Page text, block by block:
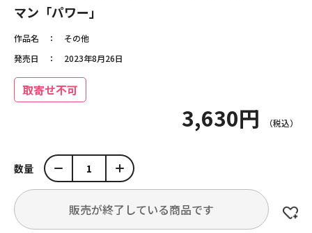
マン「パワー」
作品名
その他
発売日
2023年8月26日
取寄せ不可
3,630円
数量
販売が終了している商品です